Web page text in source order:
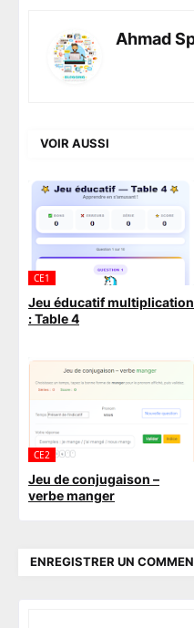
Ahmad
VOIR AUSSI
CE1
Jeu éducatif multiplication
: Table 4
CE2
Jeu de conjugaison –
verbe manger
ENREGISTRER UN